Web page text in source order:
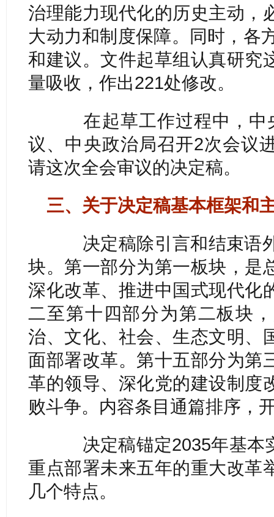
治理能力现代化的历史主动，
大动力和制度保障。同时，各
和建议。文件起草组认真研究
量吸收，作出221处修改。
在起草工作过程中，中
议、中央政治局召开2次会议
请这次全会审议的决定稿。
三、关于决定稿基本框架和
决定稿除引言和结束语
块。第一部分为第一板块，是
深化改革、推进中国式现代化
二至第十四部分为第二板块
治、文化、社会、生态文明、
面部署改革。第十五部分为第
革的领导、深化党的建设制度
败斗争。内容条目通篇排序，
决定稿锚定2035年基本
重点部署未来五年的重大改革
几个特点。